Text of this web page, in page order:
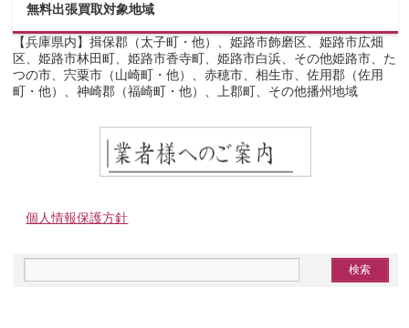
無料出張買取対象地域
【兵庫県内】揖保郡（太子町・他）、姫路市飾磨区、姫路市広畑
区、姫路市林田町、姫路市香寺町、姫路市白浜、その他姫路市、た
つの市、宍粟市（山崎町・他）、赤穂市、相生市、佐用郡（佐用
町・他）、神崎郡（福崎町・他）、上郡町、その他播州地域
個人情報保護方針